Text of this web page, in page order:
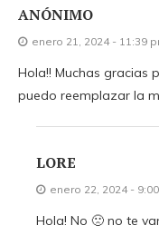
ANÓNIMO
enero 21, 2024 - 11:39
Hola!! Muchas gracias
puedo reemplazar la
LORE
enero 22, 2024 -
Hola! No 🙁 no te